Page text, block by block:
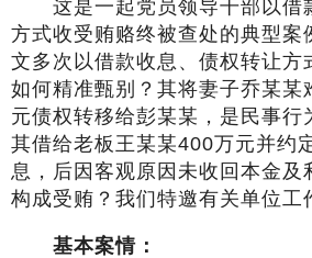
这是一起党员领导干部以借
方式收受贿赂终被查处的典型案
文多次以借款收息、债权转让方
如何精准甄别？其将妻子乔某某
元债权转移给彭某某，是民事行
其借给老板王某某400万元并约
息，后因客观原因未收回本金及
构成受贿？我们特邀有关单位工
基本案情：